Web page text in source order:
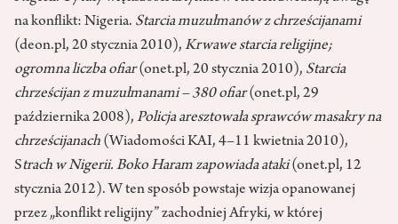
na konflikt: Nigeria. Starcia muzułmanów z chrześcijanami
(deon.pl, 20 stycznia 2010), Krwawe starcia religijne;
ogromna liczba ofiar(onet.pl, 20 stycznia 2010), Starcia
chrześcijan z muzułmanami – 380 ofiar(onet.pl, 29
października 2008), Policja aresztowała sprawców masakry na
chrześcijanach (Wiadomości KAI, 4–11 kwietnia 2010),
Strach w Nigerii. Boko Haram zapowiada ataki(onet.pl, 12
stycznia 2012). W ten sposób powstaje wizja opanowanej
przez „konflikt religijny” zachodniej Afryki, w której